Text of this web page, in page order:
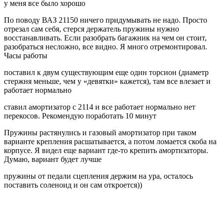
у меня все было хорошо
По поводу ВАЗ 21150 ничего придумывать не надо. Просто
отрезал сам себя, стерся держатель пружины нужно
восстанавливать. Если разобрать багажник на чем он стоит,
разобраться несложно, все видно. Я много отремонтировал.
Часы работы
поставил к двум существующим еще один торсион (диаметр
стержня меньше, чем у «девятки» кажется), там все влезает и
работает нормально
ставил амортизатор с 2114 и все работает нормально нет
перекосов. Рекомендую поработать 10 минут
Пружины растянулись и газовый амортизатор при таком
варианте крепления расшатывается, а потом ломается скоба на
корпусе. Я видел еще вариант где-то крепить амортизаторы.
Думаю, вариант будет лучше
пружины от педали сцепления держим на ура, осталось
поставить соленоид и он сам откроется))